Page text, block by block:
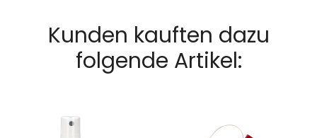
Kunden kauften dazu
folgende Artikel: